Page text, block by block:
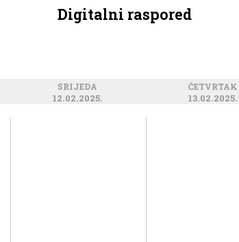
Digitalni raspored
SRIJEDA
12.02.2025.
ČETVRTAK
13.02.2025.